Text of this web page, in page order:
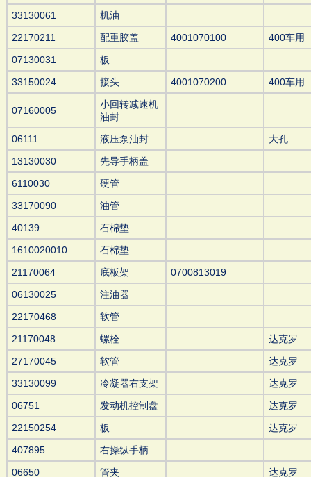
33130061
机油
22170211
配重胶盖 4001070100
400车用
07130031
板
33150024
接头 4001070200 400车用
07160005
小回转减速机
油封
06111
液压泵油封
大孔
13130030
先导手柄盖
6110030
硬管
33170090
油管
40139
石棉垫
1610020010
石棉垫
21170064
底板架
0700813019
06130025
注油器
22170468
软管
21170048
螺栓
达克罗
27170045
软管
达克罗
33130099
冷凝器右支架
达克罗
06751
发动机控制盘
达克罗
22150254
板
达克罗
407895
右操纵手柄
06650
管夹 达克罗